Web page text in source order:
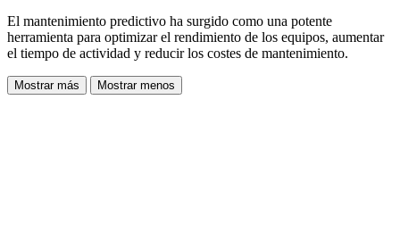
El mantenimiento predictivo ha surgido como una potente
herramienta para optimizar el rendimiento de los equipos, aumentar
el tiempo de actividad y reducir los costes de mantenimiento.
Mostrar más Mostrar menos